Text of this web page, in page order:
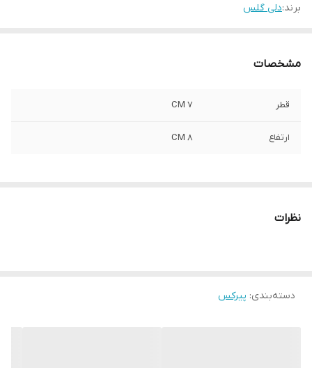
برند:دلی گلس
مشخصات
قطر 7 CM
ارتفاع 8 CM
نظرات
دسته‌بندی: پیرکس